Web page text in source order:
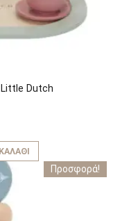
Little Dutch
Προσφορά!